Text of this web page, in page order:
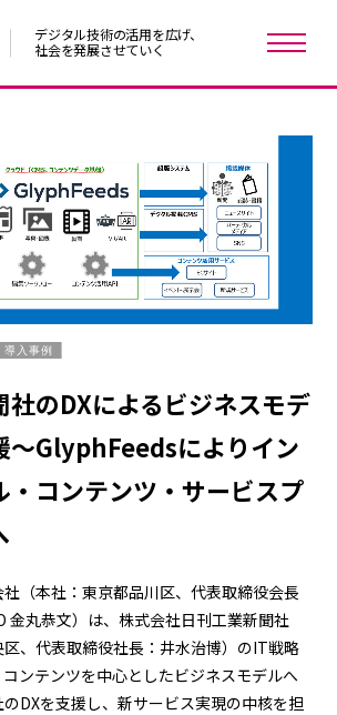
デジタル技術の活用を広げ、
社会を発展させていく
導入事例
社のDXによるビジネスモデ
～GlyphFeedsによりイン
・コンテンツ・サービスプ
（本社：東京都品川区、代表取締役会長
金丸恭文）は、株式会社日刊工業新聞社
区、代表取締役社長：井水治博）のIT戦略
ンテンツを中心としたビジネスモデルへ
DXを支援し、新サービス実現の中核を担